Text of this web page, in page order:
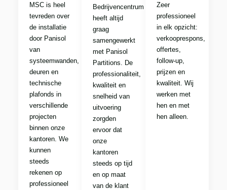
MSC is heel
tevreden over
de installatie
door Panisol
van
systeemwanden,
deuren en
technische
plafonds in
verschillende
projecten
binnen onze
kantoren. We
kunnen
steeds
rekenen op
professioneel
Bedrijvencentrum
heeft altijd
graag
samengewerkt
met Panisol
Partitions. De
professionaliteit,
kwaliteit en
snelheid van
uitvoering
zorgden
ervoor dat
onze
kantoren
steeds op tijd
en op maat
van de klant
Zeer
professioneel
in elk opzicht:
verkooprespons,
offertes,
follow-up,
prijzen en
kwaliteit. Wij
werken met
hen en met
hen alleen.